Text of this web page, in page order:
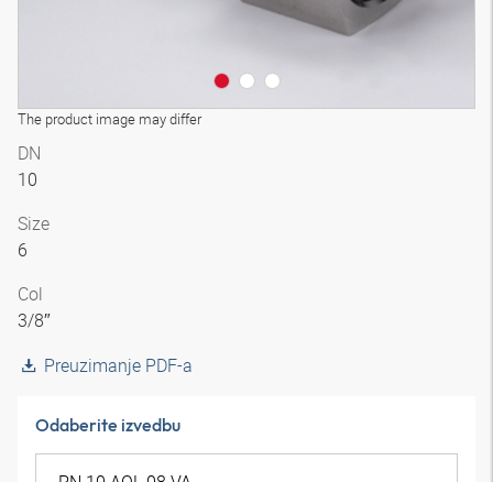
The product image may differ
DN
10
Size
6
Col
3/8″
Preuzimanje PDF-a
Odaberite izvedbu